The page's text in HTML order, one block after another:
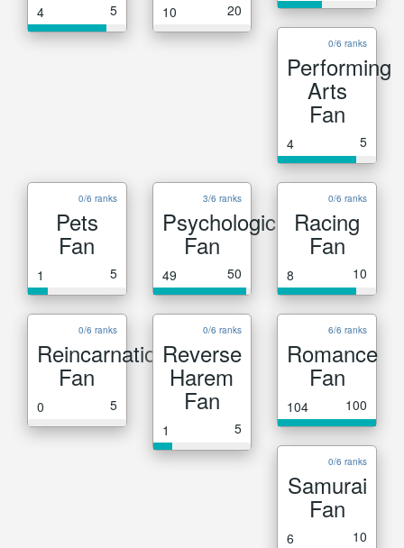
4 5 10 20
0/6 ranks
Performing
Arts
Fan
4 5
0/6 ranks
Pets
Fan
1 5
3/6 ranks
Psychological
Fan
49 50
0/6 ranks
Racing
Fan
8 10
0/6 ranks
Reincarnation
Fan
0 5
0/6 ranks
Reverse
Harem
Fan
1 5
6/6 ranks
Romance
Fan
104 100
0/6 ranks
Samurai
Fan
6 10